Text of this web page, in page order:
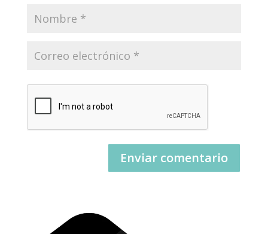
Enviar comentario